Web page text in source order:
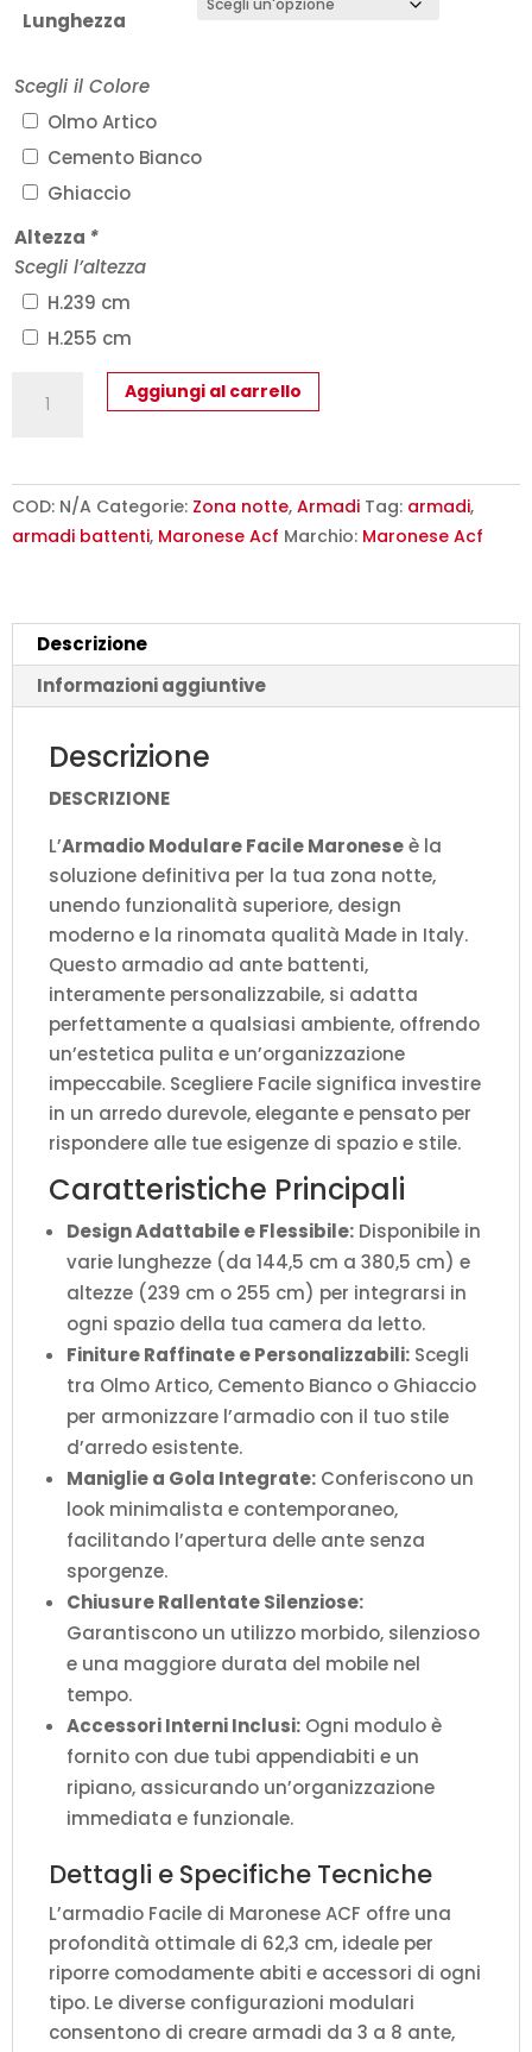
Lunghezza
Scegli il Colore
Olmo Artico
Cemento Bianco
Ghiaccio
Altezza *
Scegli l’altezza
H.239 cm
H.255 cm
Modulare
-
Design
in
Italy
quantità
Aggiungi al carrello
COD: N/A Categorie: Zona notte, Armadi Tag: armadi,
armadi battenti, Maronese Acf Marchio: Maronese Acf
Descrizione
Informazioni aggiuntive
Descrizione
DESCRIZIONE
L’Armadio Modulare Facile Maroneseè la
soluzione definitiva per la tua zona notte,
unendo funzionalità superiore, design
moderno e la rinomata qualità Made in Italy.
Questo armadio ad ante battenti,
interamente personalizzabile, si adatta
perfettamente a qualsiasi ambiente, offrendo
un’estetica pulita e un’organizzazione
impeccabile. Scegliere Facile significa investire
in un arredo durevole, elegante e pensato per
rispondere alle tue esigenze di spazio e stile.
Caratteristiche Principali
Design Adattabile e Flessibile: Disponibile in
varie lunghezze (da 144,5 cm a 380,5 cm) e
altezze (239 cm o 255 cm) per integrarsi in
ogni spazio della tua camera da letto.
Finiture Raffinate e Personalizzabili: Scegli
tra Olmo Artico, Cemento Bianco o Ghiaccio
per armonizzare l’armadio con il tuo stile
d’arredo esistente.
Maniglie a Gola Integrate: Conferiscono un
look minimalista e contemporaneo,
facilitando l’apertura delle ante senza
sporgenze.
Chiusure Rallentate Silenziose:
Garantiscono un utilizzo morbido, silenzioso
e una maggiore durata del mobile nel
tempo.
Accessori Interni Inclusi: Ogni modulo è
fornito con due tubi appendiabiti e un
ripiano, assicurando un’organizzazione
immediata e funzionale.
Dettagli e Specifiche Tecniche
L’armadio Facile di Maronese ACF offre una
profondità ottimale di 62,3 cm, ideale per
riporre comodamente abiti e accessori di ogni
tipo. Le diverse configurazioni modulari
consentono di creare armadi da 3 a 8 ante,